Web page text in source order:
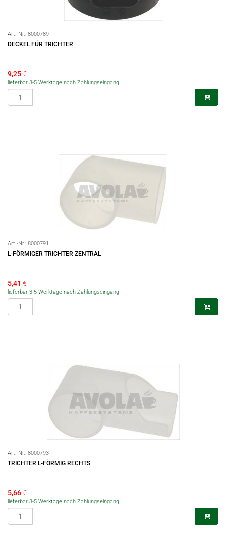
Art.-Nr.: 8000789
DECKEL FÜR TRICHTER
9,25€
lieferbar 3-5 Werktage nach Zahlungseingang
Art.-Nr.: 8000791
L-FÖRMIGER TRICHTER ZENTRAL
5,41 €
lieferbar 3-5 Werktage nach Zahlungseingang
Art.-Nr.: 8000793
TRICHTER L-FÖRMIG RECHTS
5,66€
lieferbar 3-5 Werktage nach Zahlungseingang